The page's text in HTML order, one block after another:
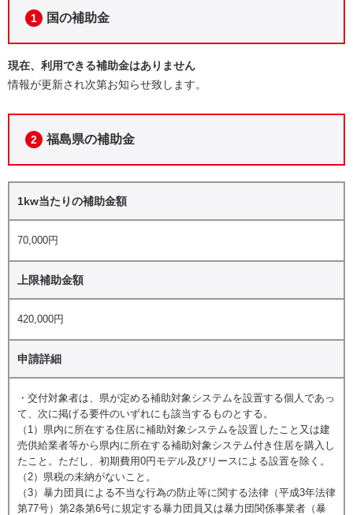
1 国の補助金
現在、利用できる補助金はありません
情報が更新され次第お知らせ致します。
2 福島県の補助金
1kw当たりの補助金額
70,000円
上限補助金額
420,000円
申請詳細
・交付対象者は、県が定める補助対象システムを設置する個人であっ
て、次に掲げる要件のいずれにも該当するものとする。
（1）県内に所在する住居に補助対象システムを設置したこと又は建
売供給業者等から県内に所在する補助対象システム付き住居を購入し
たこと。ただし、初期費用0円モデル及びリースによる設置を除く。
（2）県税の未納がないこと。
（3）暴力団員による不当な行為の防止等に関する法律（平成3年法律
第77号）第2条第6号に規定する暴力団員又は暴力団関係事業者（暴